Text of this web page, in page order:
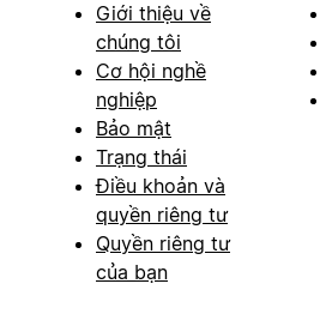
Giới thiệu về
chúng tôi
Cơ hội nghề
nghiệp
Bảo mật
Trạng thái
Điều khoản và
quyền riêng tư
Quyền riêng tư
của bạn